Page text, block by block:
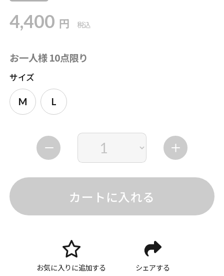
4,400 円 税込
お一人様 10点限り
サイズ
M L
カートに入れる
お気に入りに追加する シェアする